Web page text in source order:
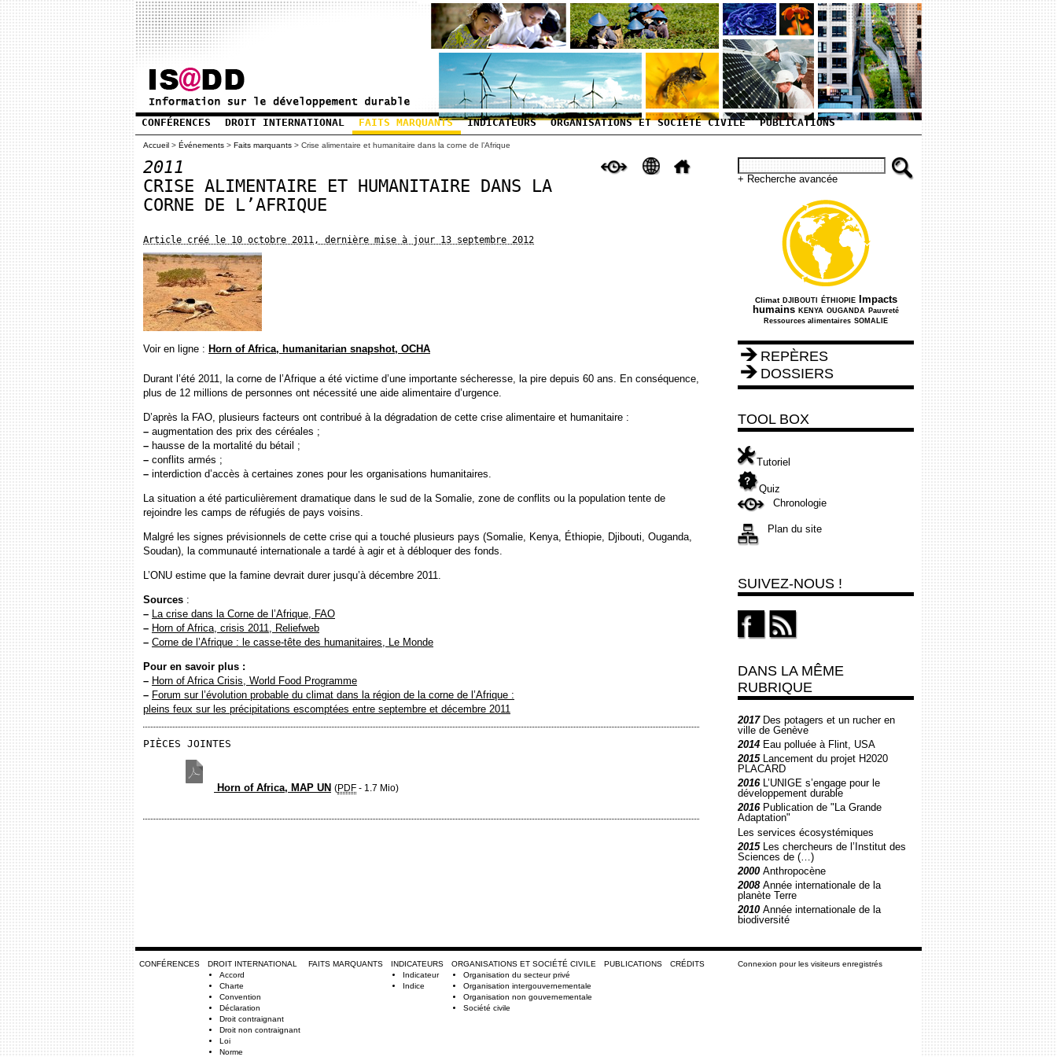
CONFÉRENCES DROIT INTERNATIONAL FAITS MARQUANTS INDICATEURS ORGANISATIONS ET SOCIÉTÉ CIVILE PUBLICATIONS
Accueil > Événements > Faits marquants > Crise alimentaire et humanitaire dans la corne de l’Afrique
2011
CRISE ALIMENTAIRE ET HUMANITAIRE DANS LA
CORNE DE L’AFRIQUE
Article créé le 10 octobre 2011, dernière mise à jour 13 septembre 2012
Voir en ligne : Horn of Africa, humanitarian snapshot, OCHA
Durant l’été 2011, la corne de l’Afrique a été victime d’une importante sécheresse, la pire depuis 60 ans. En conséquence,
plus de 12 millions de personnes ont nécessité une aide alimentaire d’urgence.
D’après la FAO, plusieurs facteurs ont contribué à la dégradation de cette crise alimentaire et humanitaire :
– augmentation des prix des céréales ;
– hausse de la mortalité du bétail ;
– conflits armés ;
– interdiction d’accès à certaines zones pour les organisations humanitaires.
La situation a été particulièrement dramatique dans le sud de la Somalie, zone de conflits ou la population tente de
rejoindre les camps de réfugiés de pays voisins.
Malgré les signes prévisionnels de cette crise qui a touché plusieurs pays (Somalie, Kenya, Éthiopie, Djibouti, Ouganda,
Soudan), la communauté internationale a tardé à agir et à débloquer des fonds.
L’ONU estime que la famine devrait durer jusqu’à décembre 2011.
Sources :
– La crise dans la Corne de l’Afrique, FAO
– Horn of Africa, crisis 2011, Reliefweb
– Corne de l’Afrique : le casse-tête des humanitaires, Le Monde
Pour en savoir plus :
– Horn of Africa Crisis, World Food Programme
– Forum sur l’évolution probable du climat dans la région de la corne de l’Afrique :
pleins feux sur les précipitations escomptées entre septembre et décembre 2011
PIÈCES JOINTES
Horn of Africa, MAP UN (PDF - 1.7 Mio)
+ Recherche avancée
264/788
Climat
3/788 DJIBOUTI
3/788 ÉTHIOPIE
383/788
Impacts
humains
16/788 KENYA
3/788 OUGANDA
150/788 Pauvreté
90/788
Ressources alimentaires
7/788 SOMALIE
REPÈRES
DOSSIERS
TOOL BOX
Tutoriel
Quiz
Chronologie
Plan du site
SUIVEZ-NOUS !
DANS LA MÊME
RUBRIQUE
2017 Des potagers et un rucher en
ville de Genève
2014 Eau polluée à Flint, USA
2015 Lancement du projet H2020
PLACARD
2016 L’UNIGE s’engage pour le
développement durable
2016 Publication de "La Grande
Adaptation"
Les services écosystémiques
2015
Les chercheurs de l’Institut des
Sciences de (…)
2000 Anthropocène
2008 Année internationale de la
planète Terre
2010 Année internationale de la
biodiversité
Connexion pour les visiteurs enregistrés
CONFÉRENCES
DROIT INTERNATIONAL
Accord
Charte
Convention
Déclaration
Droit contraignant
Droit non contraignant
Loi
Norme
FAITS MARQUANTS
INDICATEURS
Indicateur
Indice
ORGANISATIONS ET SOCIÉTÉ CIVILE
Organisation du secteur privé
Organisation intergouvernementale
Organisation non gouvernementale
Société civile
PUBLICATIONS CRÉDITS